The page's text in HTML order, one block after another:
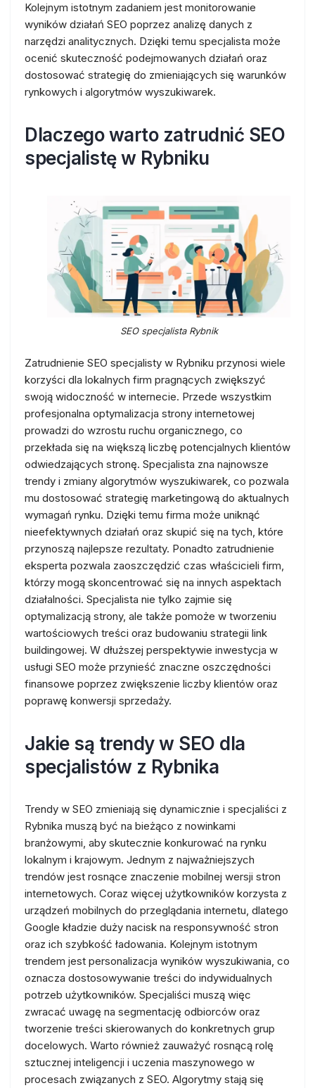
Kolejnym istotnym zadaniem jest monitorowanie
wyników działań SEO poprzez analizę danych z
narzędzi analitycznych. Dzięki temu specjalista może
ocenić skuteczność podejmowanych działań oraz
dostosować strategię do zmieniających się warunków
rynkowych i algorytmów wyszukiwarek.
Dlaczego warto zatrudnić SEO
specjalistę w Rybniku
SEO specjalista Rybnik
Zatrudnienie SEO specjalisty w Rybniku przynosi wiele
korzyści dla lokalnych firm pragnących zwiększyć
swoją widoczność w internecie. Przede wszystkim
profesjonalna optymalizacja strony internetowej
prowadzi do wzrostu ruchu organicznego, co
przekłada się na większą liczbę potencjalnych klientów
odwiedzających stronę. Specjalista zna najnowsze
trendy i zmiany algorytmów wyszukiwarek, co pozwala
mu dostosować strategię marketingową do aktualnych
wymagań rynku. Dzięki temu firma może uniknąć
nieefektywnych działań oraz skupić się na tych, które
przynoszą najlepsze rezultaty. Ponadto zatrudnienie
eksperta pozwala zaoszczędzić czas właścicieli firm,
którzy mogą skoncentrować się na innych aspektach
działalności. Specjalista nie tylko zajmie się
optymalizacją strony, ale także pomoże w tworzeniu
wartościowych treści oraz budowaniu strategii link
buildingowej. W dłuższej perspektywie inwestycja w
usługi SEO może przynieść znaczne oszczędności
finansowe poprzez zwiększenie liczby klientów oraz
poprawę konwersji sprzedaży.
Jakie są trendy w SEO dla
specjalistów z Rybnika
Trendy w SEO zmieniają się dynamicznie i specjaliści z
Rybnika muszą być na bieżąco z nowinkami
branżowymi, aby skutecznie konkurować na rynku
lokalnym i krajowym. Jednym z najważniejszych
trendów jest rosnące znaczenie mobilnej wersji stron
internetowych. Coraz więcej użytkowników korzysta z
urządzeń mobilnych do przeglądania internetu, dlatego
Google kładzie duży nacisk na responsywność stron
oraz ich szybkość ładowania. Kolejnym istotnym
trendem jest personalizacja wyników wyszukiwania, co
oznacza dostosowywanie treści do indywidualnych
potrzeb użytkowników. Specjaliści muszą więc
zwracać uwagę na segmentację odbiorców oraz
tworzenie treści skierowanych do konkretnych grup
docelowych. Warto również zauważyć rosnącą rolę
sztucznej inteligencji i uczenia maszynowego w
procesach związanych z SEO. Algorytmy stają się